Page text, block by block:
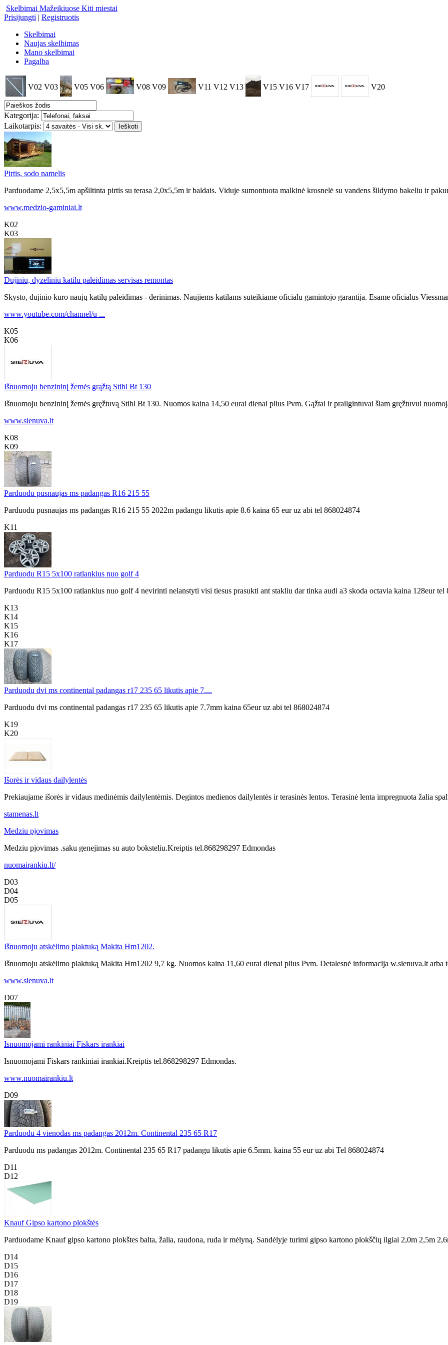
Skelbimai Mažeikiuose Kiti miestai
Prisijungti | Registruotis
Skelbimai
Naujas skelbimas
Mano skelbimai
Pagalba
V02 V03 V05 V06 V08 V09 V11 V12 V13 V15 V16 V17 V20
Kategorija:
Laikotarpis:
Pirtis, sodo namelis
Parduodame 2,5x5,5m apšiltinta pirtis su terasa 2,0x5,5m ir baldais. Viduje sumontuota malkinė krosnelė su vandens šildymo bakeliu ir
www.medzio-gaminiai.lt
K02
K03
Dujiniu, dyzeliniu katilu paleidimas servisas remontas
Skysto, dujinio kuro naujų katilų paleidimas - derinimas. Naujiems katilams suteikiame oficialu gamintojo garantija. Esame oficialūs
www.youtube.com/channel/u ...
K05
K06
Išnuomoju benzininį žemės grąžtą Stihl Bt 130
Išnuomoju benzininį žemės gręžtuvą Stihl Bt 130. Nuomos kaina 14,50 eurai dienai plius Pvm. Gąžtai ir prailgintuvai šiam gręžtuvui
www.sienuva.lt
K08
K09
Parduodu pusnaujas ms padangas R16 215 55
Parduodu pusnaujas ms padangas R16 215 55 2022m padangu likutis apie 8.6 kaina 65 eur uz abi tel 868024874
K11
Parduodu R15 5x100 ratlankius nuo golf 4
Parduodu R15 5x100 ratlankius nuo golf 4 nevirinti nelanstyti visi tiesus prasukti ant stakliu dar tinka audi a3 skoda octavia kaina 128eur tel
K13
K14
K15
K16
K17
Parduodu dvi ms continental padangas r17 235 65 likutis apie 7....
Parduodu dvi ms continental padangas r17 235 65 likutis apie 7.7mm kaina 65eur uz abi tel 868024874
K19
K20
Išorės ir vidaus dailylentės
Prekiaujame išorės ir vidaus medinėmis dailylentėmis. Degintos medienos dailylentės ir terasinės lentos. Terasinė lenta impregnuota žalia
stamenas.lt
Medziu pjovimas
Medziu pjovimas .saku genejimas su auto boksteliu.Kreiptis tel.868298297 Edmondas
nuomairankiu.lt/
D03
D04
D05
Išnuomoju atskėlimo plaktuką Makita Hm1202.
Išnuomoju atskėlimo plaktuką Makita Hm1202 9,7 kg. Nuomos kaina 11,60 eurai dienai plius Pvm. Detalesnė informacija w.sienuva.lt arba
www.sienuva.lt
D07
Isnuomojami rankiniai Fiskars irankiai
Isnuomojami Fiskars rankiniai irankiai.Kreiptis tel.868298297 Edmondas.
www.nuomairankiu.lt
D09
Parduodu 4 vienodas ms padangas 2012m. Continental 235 65 R17
Parduodu ms padangas 2012m. Continental 235 65 R17 padangu likutis apie 6.5mm. kaina 55 eur uz abi Tel 868024874
D11
D12
Knauf Gipso kartono plokštės
Parduodame Knauf gipso kartono plokštes balta, žalia, raudona, ruda ir mėlyną. Sandėlyje turimi gipso kartono plokščių ilgiai 2,0m 2,5m
D14
D15
D16
D17
D18
D19